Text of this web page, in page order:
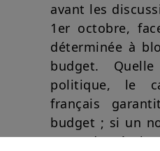
avant les
1er octobre,
déterminée à
budget.
politique, le
français
budget ; si un
pas adopté, le